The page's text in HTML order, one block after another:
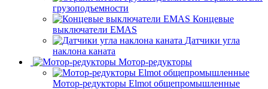
грузоподъемности
Концевые
выключатели EMAS
Датчики угла
наклона каната
Мотор-редукторы
Мотор-редукторы Elmot общепромышленные